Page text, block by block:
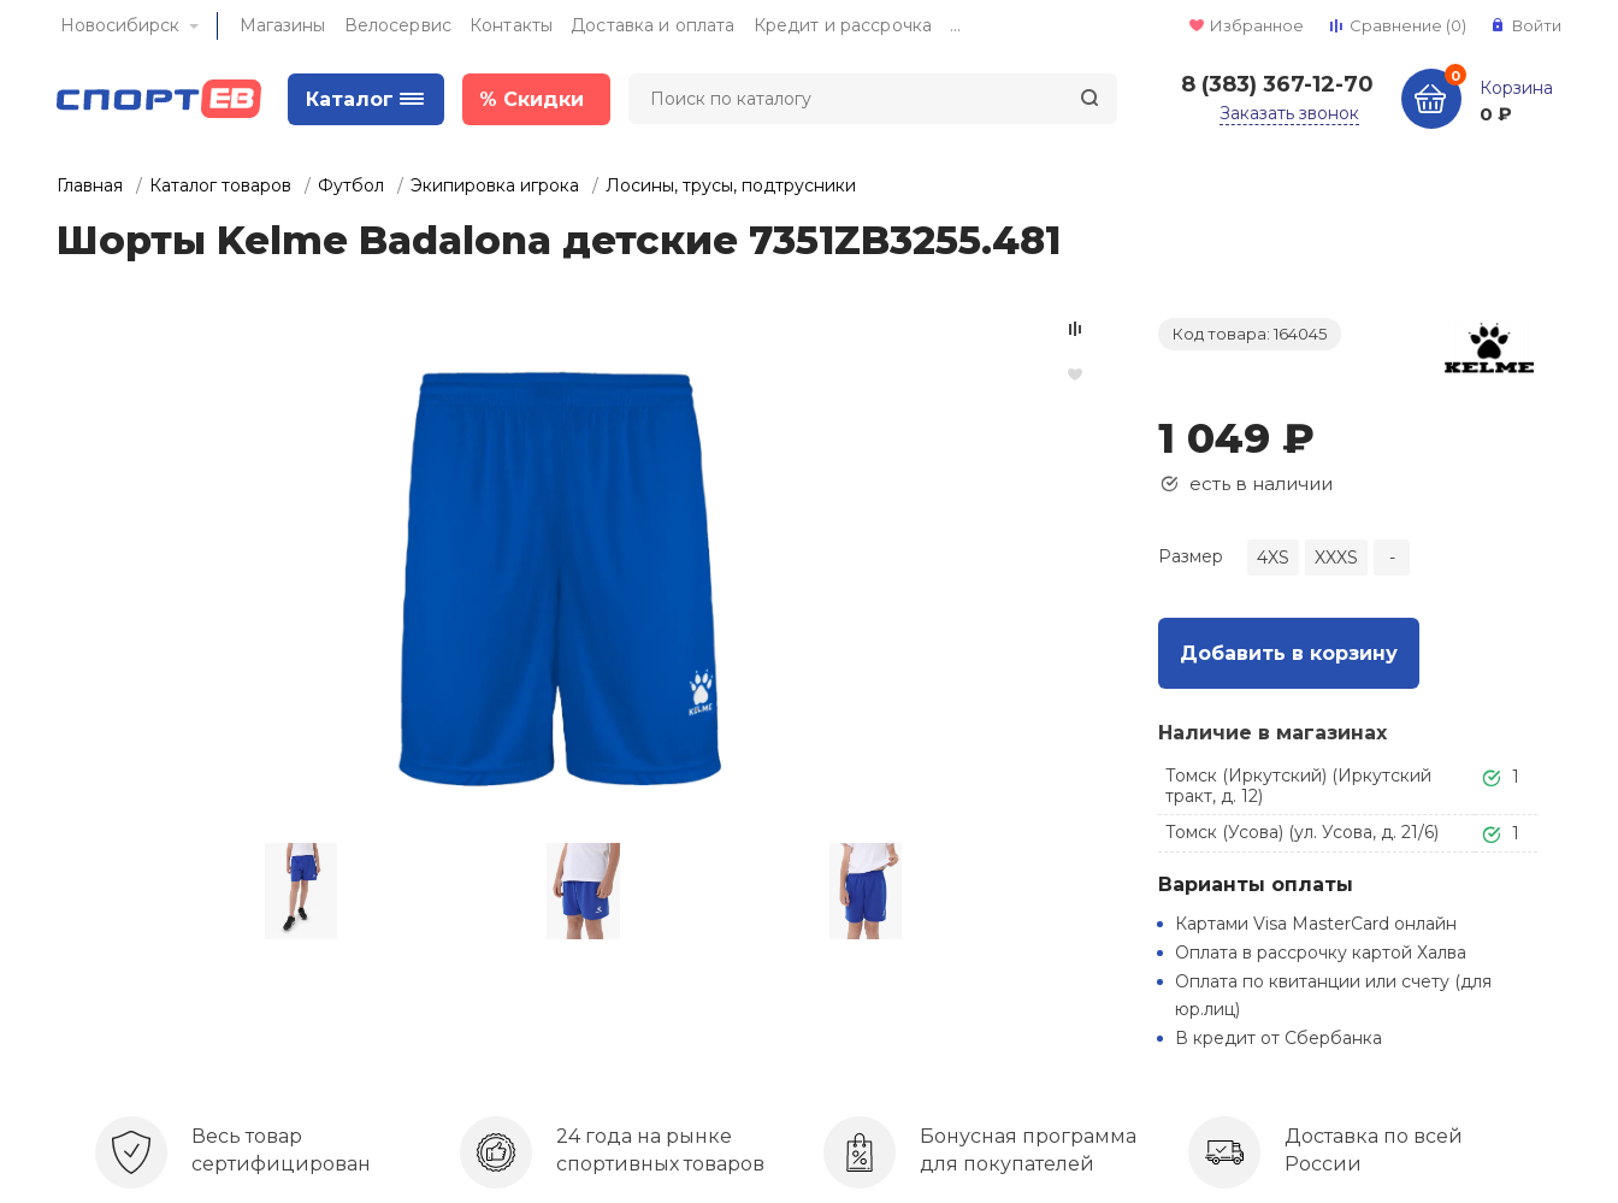
Новосибирск Магазины Велосервис Контакты Доставка и оплата Кредит и рассрочка ... Избранное Сравнение (0) Войти
Каталог % Скидки
8 (383) 367-12-70
Заказать звонок
0
Корзина
0 ₽
Главная Каталог товаров Футбол Экипировка игрока Лосины, трусы, подтрусники
Шорты Kelme Badalona детские 7351ZB3255.481
Код товара: 164045
1 049 ₽
есть в наличии
Размер 4XS XXXS -
Добавить в корзину
Наличие в магазинах
Томск (Иркутский) (Иркутский
тракт, д. 12)
1
Томск (Усова) (ул. Усова, д. 21/6) 1
Варианты оплаты
Картами Visa MasterCard онлайн
Оплата в рассрочку картой Халва
Оплата по квитанции или счету (для
юр.лиц)
В кредит от Сбербанка
Весь товар
сертифицирован
24 года на рынке
спортивных товаров
Бонусная программа
для покупателей
Доставка по всей
России